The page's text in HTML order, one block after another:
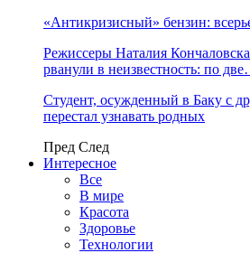
«Антикризисный» бензин:
Режиссеры Наталия
рванули в неизвестность: по
Студент, осужденный в Баку с
перестал узнавать родных
Пред След
Интересное
Все
В мире
Красота
Здоровье
Технологии